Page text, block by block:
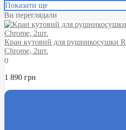
Показати ще
Ви переглядали
Кран кутовий для рушникосушки
Chrome, 2шт.
0
1 890 грн